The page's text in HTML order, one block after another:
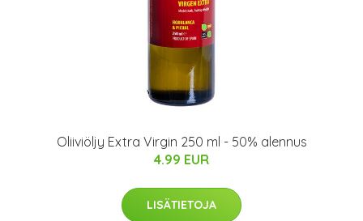
Oliiviöljy Extra Virgin 250 ml - 50% alennus
4.99 EUR
LISÄTIETOJA